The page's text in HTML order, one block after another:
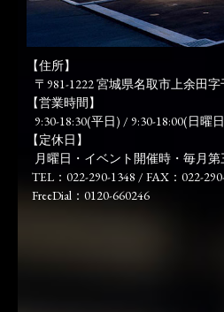
【住所】
〒981-1222 宮城県名取市上余田字
【営業時間】
9:30-18:30(平日) / 9:30-18:00(日曜
【定休日】
月曜日・イベント開催時・毎月第
TEL：022-290-1348 / FAX：022-
FreeDial：0120-660246